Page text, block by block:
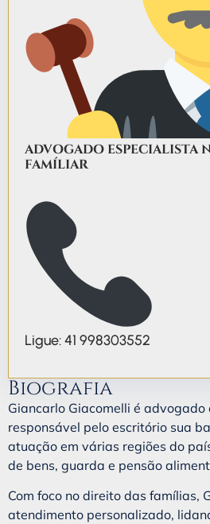
ADVOGADO ESPECIALISTA
FAMÍLIAR
Ligue: 41 998303552
Biografia
Giancarlo Giacomelli é advogado
responsável pelo escritório sua
atuação em várias regiões do
de bens, guarda e pensão
Com foco no direito das famílias,
atendimento personalizado,